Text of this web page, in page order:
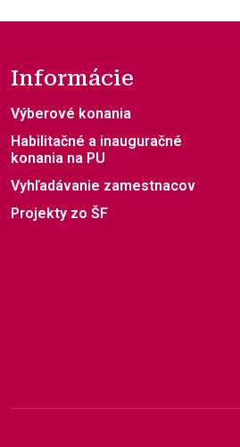
Informácie
Výberové konania
Habilitačné a inauguračné
konania na PU
Vyhľadávanie zamestnacov
Projekty zo ŠF